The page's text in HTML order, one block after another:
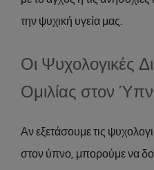
την ψυχική υγεία μας.
Οι Ψυχολογικές
Ομιλίας στον
Αν εξετάσουμε τις
στον ύπνο, μπορούμε να